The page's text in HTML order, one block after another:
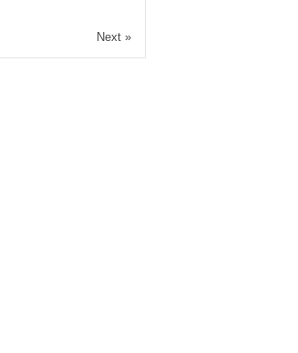
Next »